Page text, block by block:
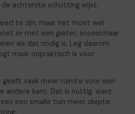
achterste schutting wijst.
te zijn, maar het moet wel
er met een gieter, snoeischaar
als dat nodig is. Leg daarom
maar onpraktisch is voor
geeft vaak meer ruimte voor een
andere kant. Dat is nuttig, want
een smalle tuin meer diepte